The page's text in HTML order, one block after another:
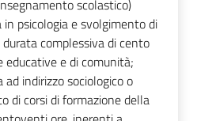
scolastico)
psicologia e svolgimento di
complessiva di cento
e di comunità;
indirizzo sociologico o
di corsi di formazione della